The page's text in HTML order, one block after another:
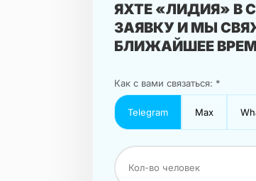
ЯХТЕ «ЛИДИЯ» В
ЗАЯВКУ И МЫ
БЛИЖАЙШЕЕ
Как с вами связаться: *
Telegram Max
Кол-во человек